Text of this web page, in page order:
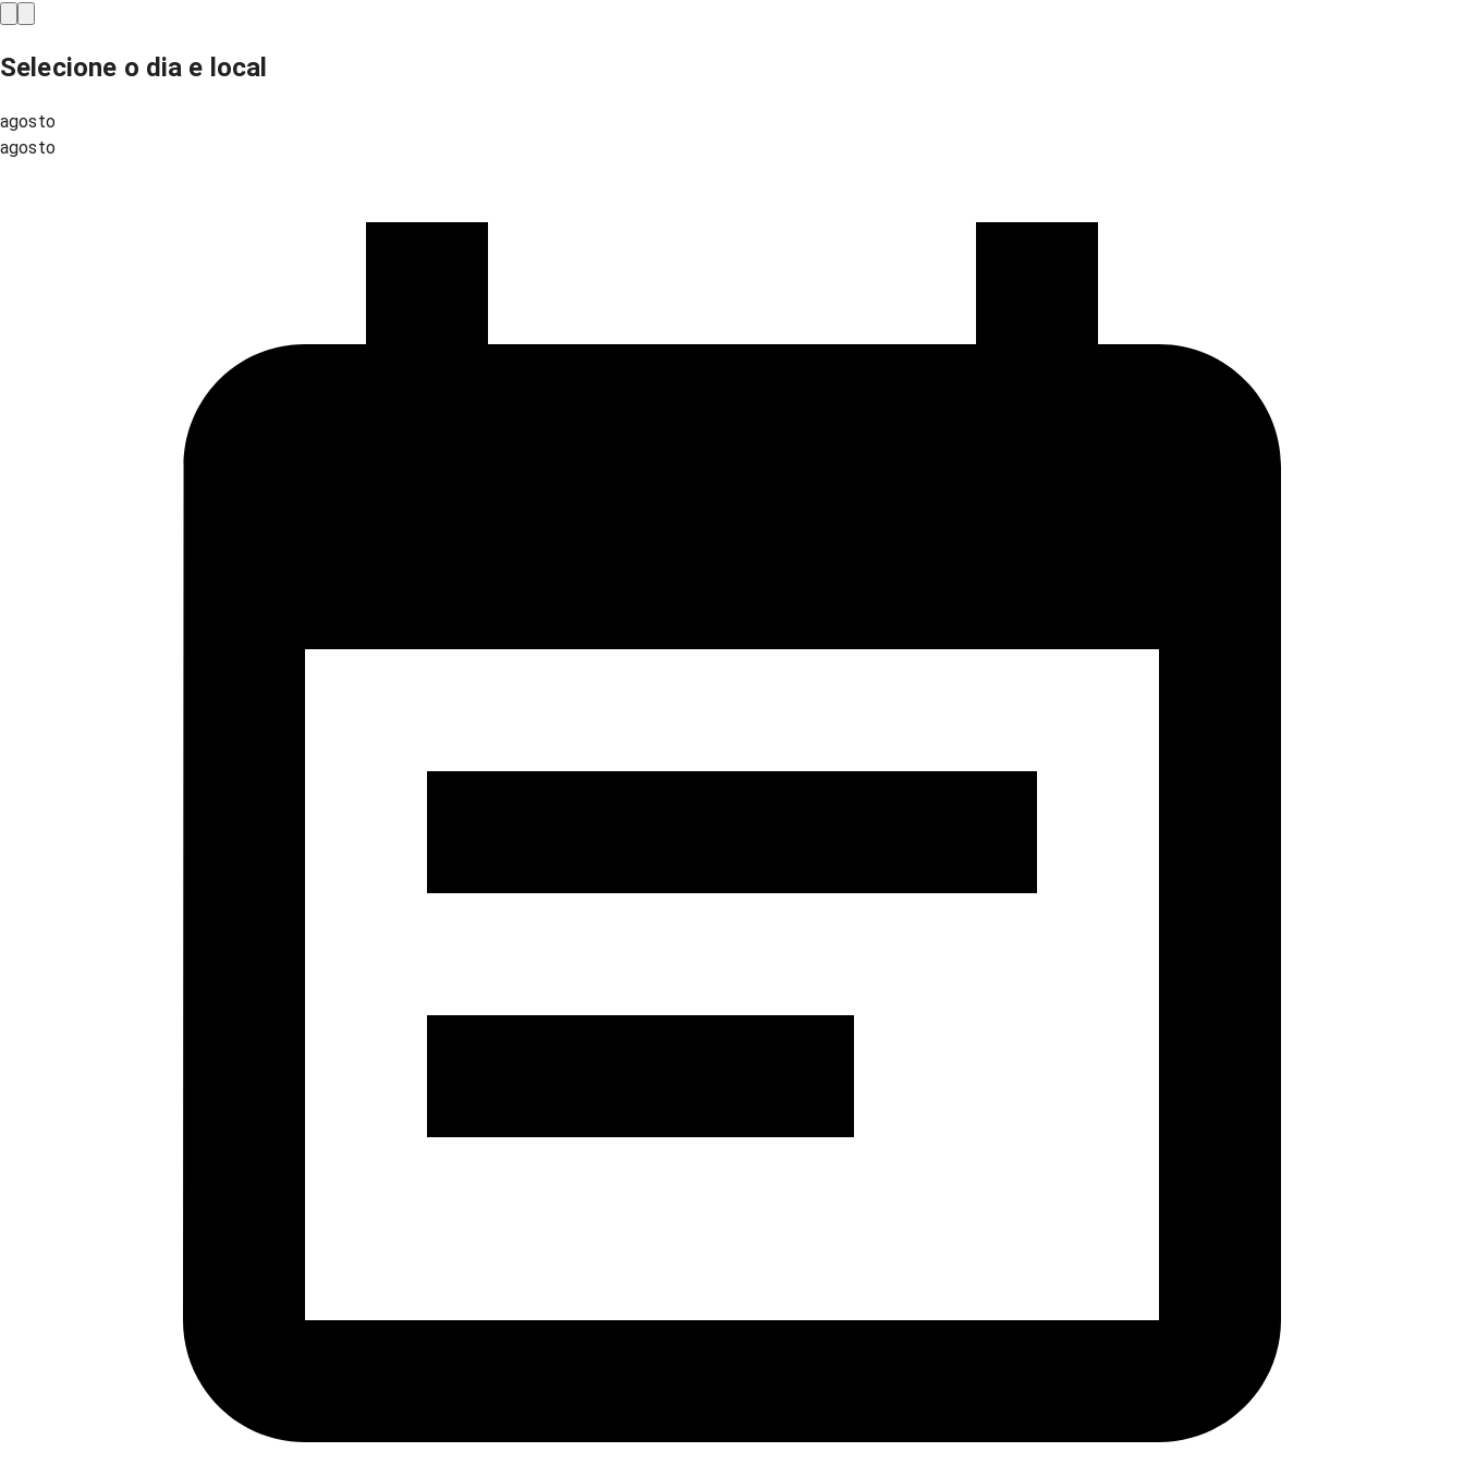
Selecione o dia e local
agosto
agosto